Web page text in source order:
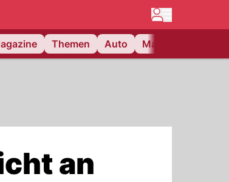
Themen Auto Matchcenter
an